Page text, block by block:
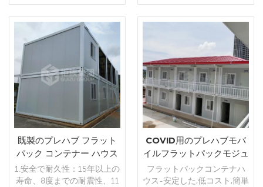
ペースを最適化するための
柔軟で多様なデザインを備
えたプレハブのモジュラー
ビルディングです。フラッ
ト パック コンテナ ホーム
は、縦横のスペースを拡張
できるため、大都市などの
狭いスペースでは特に魅力
手配。
既製のプレハブ フラット
パック コンテナー ハウス
メーカー
1.安全で耐久性：15年以上の
寿命、8度までの耐震性、11
COVID用のプレハブモバ
イルフラットパックモジュ
ラーホスピタルハウス
フラットパックコンテナハ
ウス-安定した,低コスト,簡単